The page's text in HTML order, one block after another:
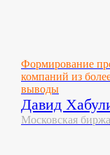
Формирование
компаний из
выводы
Давид
Московская биржа